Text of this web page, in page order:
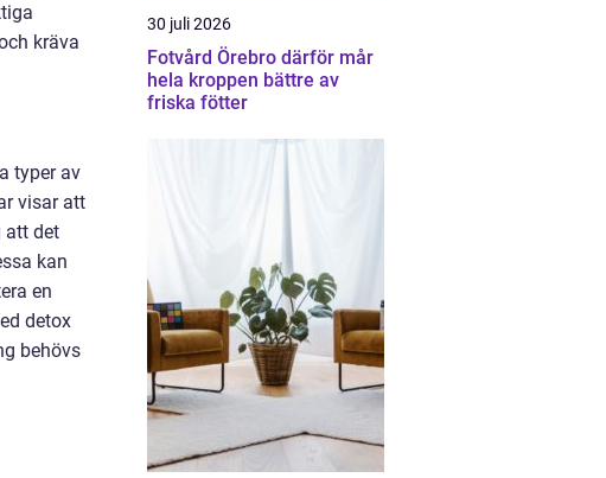
kräva
typer av
visar att
att det
kan
en
detox
behövs
30 juli 2026
Fotvård Örebro därför mår
hela kroppen bättre av
friska fötter